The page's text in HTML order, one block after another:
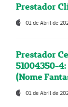
Prestador
01 de Abril de
Prestador
51004350-
(Nome
01 de Abril de